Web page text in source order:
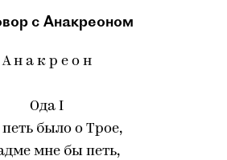
с Анакреоном
А н а к р е о н
Ода I
было о Трое,
мне бы петь,